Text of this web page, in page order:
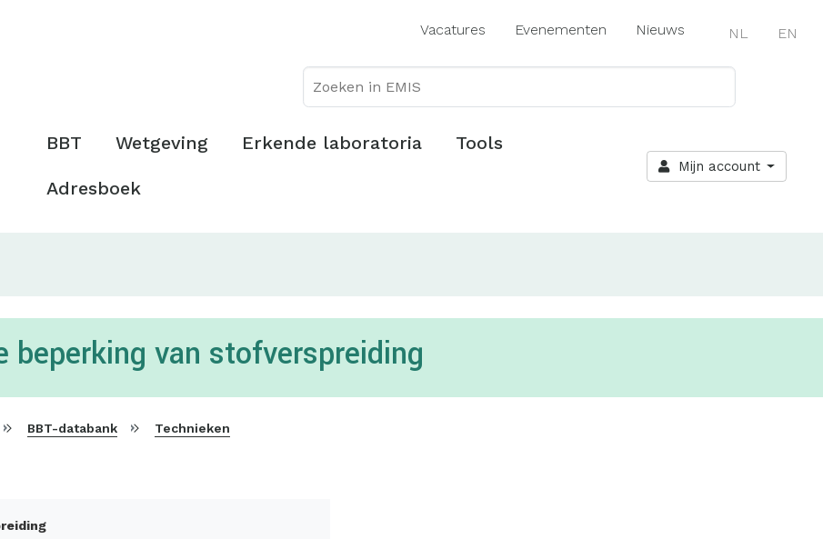
Vacatures Evenementen Nieuws NL EN
Hoofdmenu
BBT Wetgeving Erkende laboratoria Tools
Adresboek
Mijn account
beperking van stofverspreiding
BBT-databank Technieken